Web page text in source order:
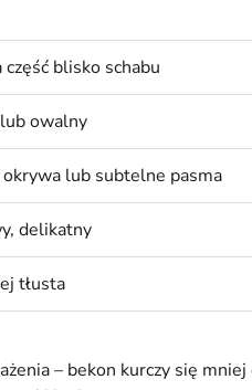
blisko schabu
owalny
okrywa lub subtelne pasma
delikatny
tłusta
– bekon kurczy się